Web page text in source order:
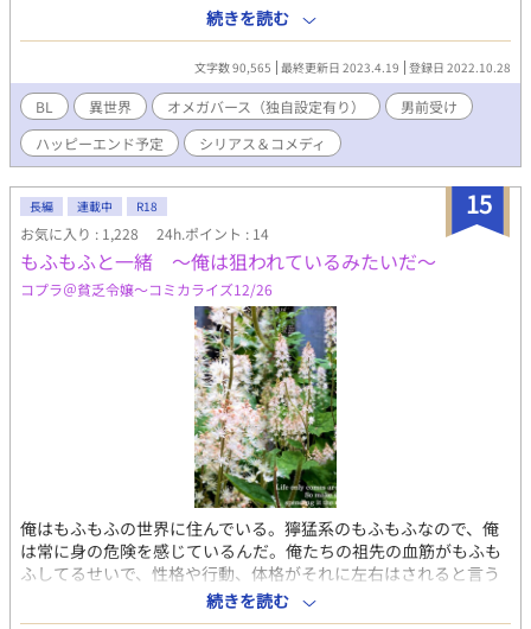
髪をした男の子だった。 亡国の王家との関わりを心配した彼らに
よって、ライラは髪色を変え性別を偽りながらも大切に護り育て
られた。 美しく成長したライラには、もう1つ知られてはいけな
い秘密がある。 稀少種のオメガ性と謎の王家の血筋により、その
運命に巻き込まれていく…… とかなんとか… ★★★ 表紙絵を夕
宮あまね様よりいただきました。 アルファ投稿漫画に作品を描か
れている方です♡ ★オメガバースです。独自設定あります。作者
の好きを詰め込んだ作品です。 苦手な方は、そっと閉じて回避し
て下さい。 ★本作品はR18です。R回の記し等はネタバレになる為
つけない予定です。 予めご了承ください。
続きを読む
文字数 90,565 最終更新日 2023.4.19 登録日 2022.10.28
BL 異世界 オメガバース（独自設定有り）
男前受け
ハッピーエンド予定
シリアス＆コメディ
15
長編 連載中 R18
お気に入り : 1,228 24h.ポイント : 14
もふもふと一緒 〜俺は狙われているみたいだ〜
コプラ＠貧乏令嬢〜コミカライズ12/26
俺はもふもふの世界に住んでいる。獰猛系のもふもふなので、俺
は常に身の危険を感じているんだ。俺たちの祖先の血筋がもふも
ふしてるせいで、性格や行動、体格がそれに左右はされると言う
おまけつき。 俺がこの世界に違和感を持つのは前世の記憶のせい
だ。小さい頃は妙に動物的だと思っていたけど、姉に発情期が来
続きを読む